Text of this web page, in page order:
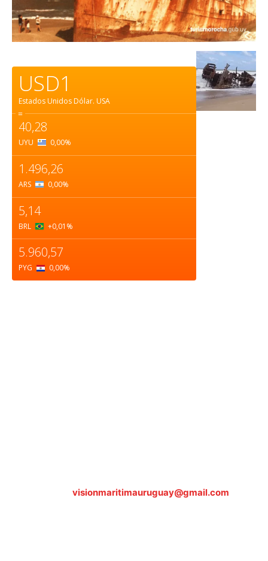
USD1
Estados Unidos Dólar. USA
=
40,28
UYU 0,00%
1.496,26
ARS 0,00%
5,14
BRL +0,01 %
5.960,57
PYG 0,00%
visionmaritimauruguay@gmail.com